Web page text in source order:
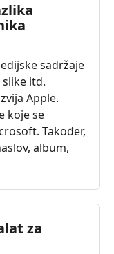
sadržaje
itd.
Apple.
koje se
Također,
album,
za